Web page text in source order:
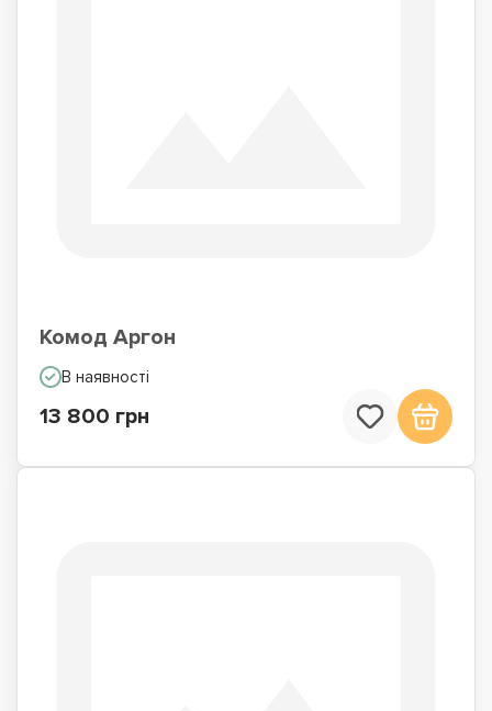
Комод Аргон
В наявності
13 800 грн